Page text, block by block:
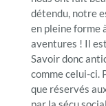
détendu, notre
en pleine forme
aventures ! Il
Savoir donc
comme celui-ci.
que réservés